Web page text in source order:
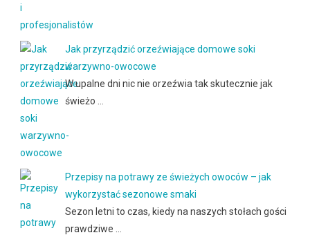
Jak przyrządzić orzeźwiające domowe soki
warzywno-owocowe
W upalne dni nic nie orzeźwia tak skutecznie jak
świeżo …
Przepisy na potrawy ze świeżych owoców – jak
wykorzystać sezonowe smaki
Sezon letni to czas, kiedy na naszych stołach gości
prawdziwe …